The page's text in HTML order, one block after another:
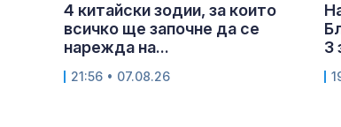
4 китайски зодии, за които
всичко ще започне да се
нарежда на...
21:56 • 07.08.26
3